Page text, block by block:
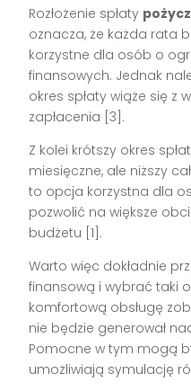
Rozłożenie spłaty
oznacza, że każda rata
korzystne dla osób o
finansowych. Jednak
okres spłaty wiąże się z
zapłacenia [3].
Z kolei krótszy okres
miesięczne, ale niższy
to opcja korzystna dla
pozwolić na większe
budżetu [1].
Warto więc dokładnie
finansową i wybrać taki
komfortową obsługę
nie będzie generował
Pomocne w tym mogą
umożliwiają symulację